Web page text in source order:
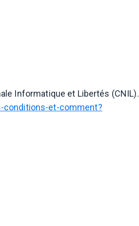
Informatique et Libertés (CNIL).
conditions-et-comment?